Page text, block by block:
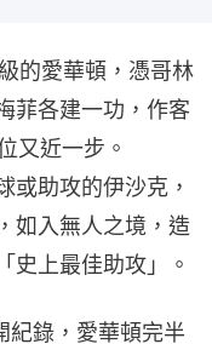
的愛華頓，憑哥林
菲各建一功，作客
又近一步。
或助攻的伊沙克，
如入無人之境，造
史上最佳助攻」。
紀錄，愛華頓完半